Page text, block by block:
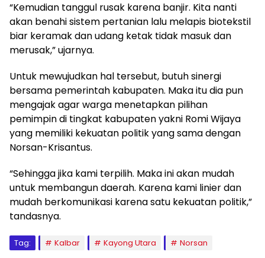
“Kemudian tanggul rusak karena banjir. Kita nanti
akan benahi sistem pertanian lalu melapis biotekstil
biar keramak dan udang ketak tidak masuk dan
merusak,” ujarnya.
Untuk mewujudkan hal tersebut, butuh sinergi
bersama pemerintah kabupaten. Maka itu dia pun
mengajak agar warga menetapkan pilihan
pemimpin di tingkat kabupaten yakni Romi Wijaya
yang memiliki kekuatan politik yang sama dengan
Norsan-Krisantus.
“Sehingga jika kami terpilih. Maka ini akan mudah
untuk membangun daerah. Karena kami linier dan
mudah berkomunikasi karena satu kekuatan politik,”
tandasnya.
Tag: Kalbar Kayong Utara Norsan